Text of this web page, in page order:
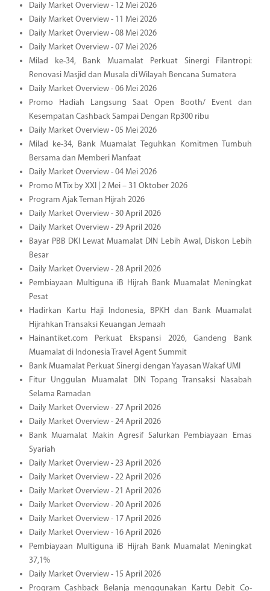
Daily Market Overview - 12 Mei 2026
Daily Market Overview - 11 Mei 2026
Daily Market Overview - 08 Mei 2026
Daily Market Overview - 07 Mei 2026
Milad ke-34, Bank Muamalat Perkuat Sinergi Filantropi:
Renovasi Masjid dan Musala di Wilayah Bencana Sumatera
Daily Market Overview - 06 Mei 2026
Promo Hadiah Langsung Saat Open Booth/ Event dan
Kesempatan Cashback Sampai Dengan Rp300 ribu
Daily Market Overview - 05 Mei 2026
Milad ke-34, Bank Muamalat Teguhkan Komitmen Tumbuh
Bersama dan Memberi Manfaat
Daily Market Overview - 04 Mei 2026
Promo M Tix by XXI | 2 Mei – 31 Oktober 2026
Program Ajak Teman Hijrah 2026
Daily Market Overview - 30 April 2026
Daily Market Overview - 29 April 2026
Bayar PBB DKI Lewat Muamalat DIN Lebih Awal, Diskon Lebih
Besar
Daily Market Overview - 28 April 2026
Pembiayaan Multiguna iB Hijrah Bank Muamalat Meningkat
Pesat
Hadirkan Kartu Haji Indonesia, BPKH dan Bank Muamalat
Hijrahkan Transaksi Keuangan Jemaah
Hainantiket.com Perkuat Ekspansi 2026, Gandeng Bank
Muamalat di Indonesia Travel Agent Summit
Bank Muamalat Perkuat Sinergi dengan Yayasan Wakaf UMI
Fitur Unggulan Muamalat DIN Topang Transaksi Nasabah
Selama Ramadan
Daily Market Overview - 27 April 2026
Daily Market Overview - 24 April 2026
Bank Muamalat Makin Agresif Salurkan Pembiayaan Emas
Syariah
Daily Market Overview - 23 April 2026
Daily Market Overview - 22 April 2026
Daily Market Overview - 21 April 2026
Daily Market Overview - 20 April 2026
Daily Market Overview - 17 April 2026
Daily Market Overview - 16 April 2026
Pembiayaan Multiguna iB Hijrah Bank Muamalat Meningkat
37,1%
Daily Market Overview - 15 April 2026
Program Cashback Belanja menggunakan Kartu Debit Co-